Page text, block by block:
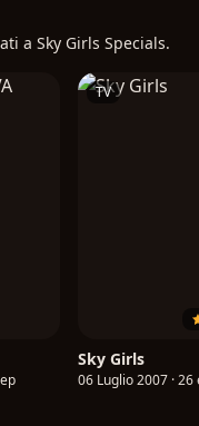
a Sky Girls Specials.
TV
Sky Girls
06 Luglio 2007 · 26